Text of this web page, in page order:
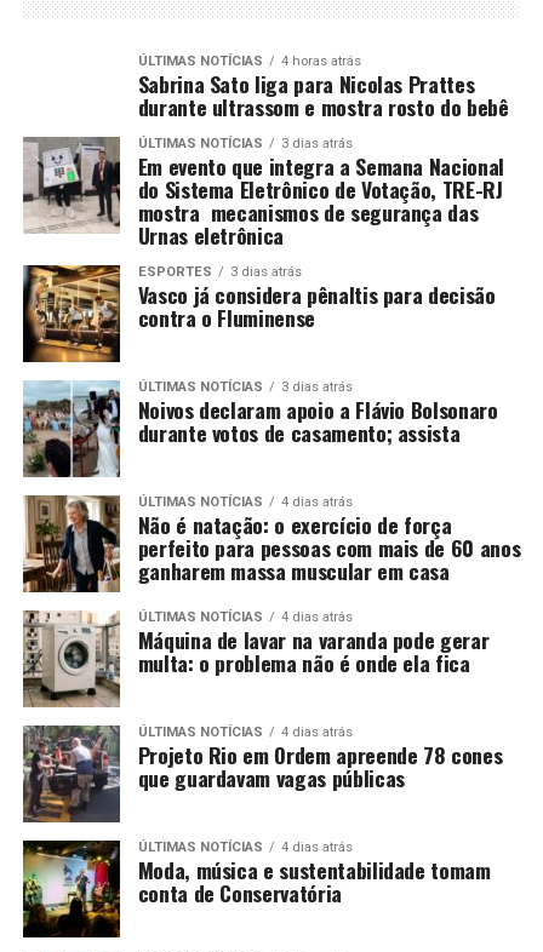
ÚLTIMAS NOTÍCIAS 4 horas atrás
Sabrina Sato liga para Nicolas Prattes
durante ultrassom e mostra rosto do bebê
ÚLTIMAS NOTÍCIAS 3 dias atrás
Em evento que integra a Semana Nacional
do Sistema Eletrônico de Votação, TRE-RJ
mostra mecanismos de segurança das
Urnas eletrônica
ESPORTES 3 dias atrás
Vasco já considera pênaltis para decisão
contra o Fluminense
ÚLTIMAS NOTÍCIAS 3 dias atrás
Noivos declaram apoio a Flávio Bolsonaro
durante votos de casamento; assista
ÚLTIMAS NOTÍCIAS 4 dias atrás
Não é natação: o exercício de força
perfeito para pessoas com mais de 60 anos
ganharem massa muscular em casa
ÚLTIMAS NOTÍCIAS 4 dias atrás
Máquina de lavar na varanda pode gerar
multa: o problema não é onde ela fica
ÚLTIMAS NOTÍCIAS 4 dias atrás
Projeto Rio em Ordem apreende 78 cones
que guardavam vagas públicas
ÚLTIMAS NOTÍCIAS 4 dias atrás
Moda, música e sustentabilidade tomam
conta de Conservatória